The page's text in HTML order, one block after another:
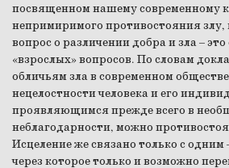
посвященном нашему современному
непримиримого противостояния злу,
вопрос о различении добра и зла –
«взрослых» вопросов. По словам
обличьям зла в современном
нецелостности человека и его
проявляющимся прежде всего в
неблагодарности, можно
Исцеление же связано только с одним
через которое только и возможно